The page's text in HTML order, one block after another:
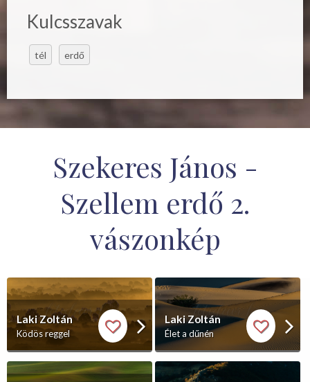
Kulcsszavak
tél erdő
Szekeres János -
Szellem erdő 2.
vászonkép
Laki Zoltán
Ködös reggel
Laki Zoltán
Élet a dűnén